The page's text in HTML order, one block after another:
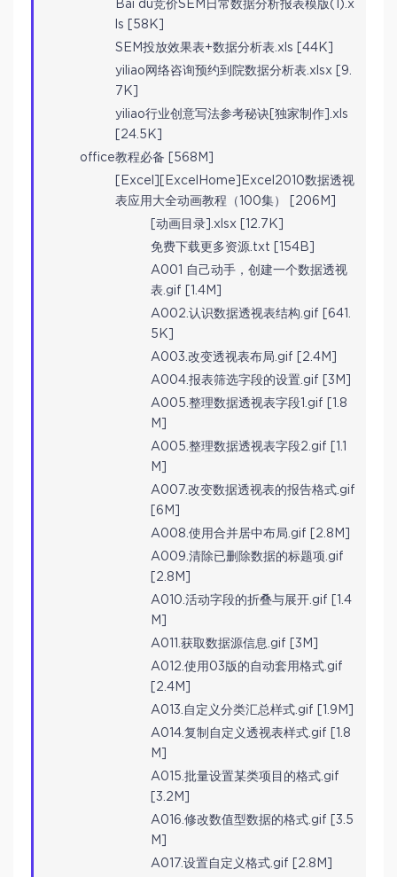
Bai du竞价SEM日常数据分析报表模版(1).x
ls [58K]
SEM投放效果表+数据分析表.xls [44K]
yiliao网络咨询预约到院数据分析表.xlsx [9.
7K]
yiliao行业创意写法参考秘诀[独家制作].xls
[24.5K]
office教程必备 [568M]
[Excel][ExcelHome]Excel2010数据透视
表应用大全动画教程（100集） [206M]
[动画目录].xlsx [12.7K]
免费下载更多资源.txt [154B]
A001 自己动手，创建一个数据透视
表.gif [1.4M]
A002.认识数据透视表结构.gif [641.
5K]
A003.改变透视表布局.gif [2.4M]
A004.报表筛选字段的设置.gif [3M]
A005.整理数据透视表字段1.gif [1.8
M]
A005.整理数据透视表字段2.gif [1.1
M]
A007.改变数据透视表的报告格式.gif
[6M]
A008.使用合并居中布局.gif [2.8M]
A009.清除已删除数据的标题项.gif
[2.8M]
A010.活动字段的折叠与展开.gif [1.4
M]
A011.获取数据源信息.gif [3M]
A012.使用03版的自动套用格式.gif
[2.4M]
A013.自定义分类汇总样式.gif [1.9M]
A014.复制自定义透视表样式.gif [1.8
M]
A015.批量设置某类项目的格式.gif
[3.2M]
A016.修改数值型数据的格式.gif [3.5
M]
A017.设置自定义格式.gif [2.8M]